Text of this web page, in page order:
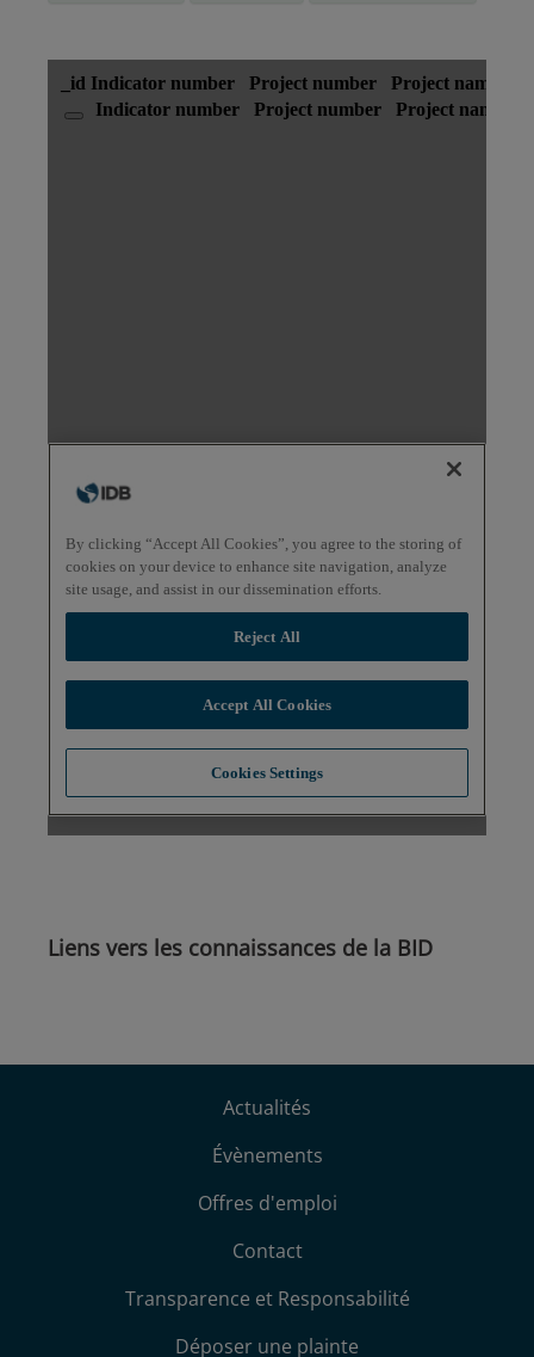
Liens vers les connaissances de la BID
Actualités
Évènements
Offres d'emploi
Contact
Transparence et Responsabilité
Déposer une plainte